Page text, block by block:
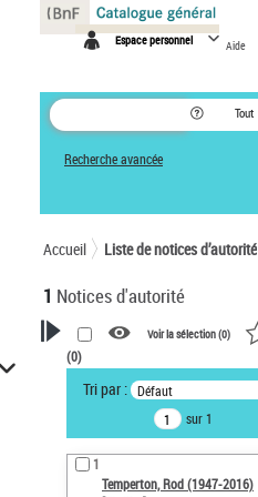
Espace personnel Aide
Tout
Recherche avancée
Accueil Liste de notices d’autorité
1 Notices d'autorité
VOTRE RECHERCHE
Recherche avancée dans les
notices d’autorité
Œuvres liées à l'auteur :
Temperton, Rod (1947-2016)
Voir la sélection (0)
(0)
Tri par : Défaut
sur 1
1
Temperton, Rod (1947-2016)
Panneau de gestion des cookies